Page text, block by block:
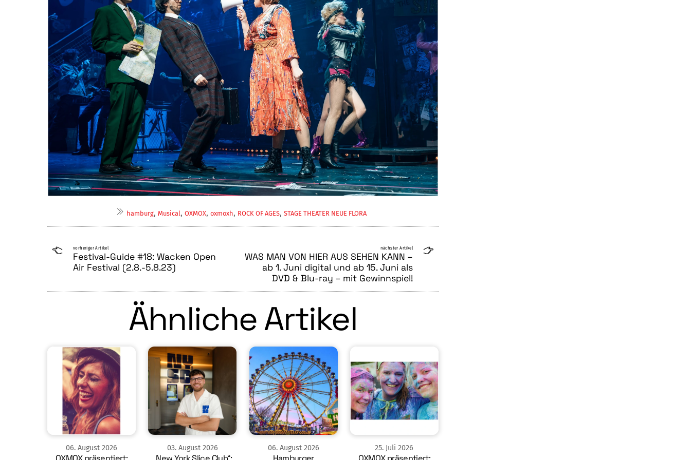
hamburg, Musical, OXMOX, oxmoxh, ROCK OF AGES, STAGE THEATER NEUE FLORA
vorheriger Artikel
Festival-Guide #18: Wacken Open
Air Festival (2.8.-5.8.23)
nächster Artikel
WAS MAN VON HIER AUS SEHEN KANN –
ab 1. Juni digital und ab 15. Juni als
DVD & Blu-ray – mit Gewinnspiel!
Ähnliche Artikel
06. August 2026 03. August 2026 06. August 2026 25. Juli 2026